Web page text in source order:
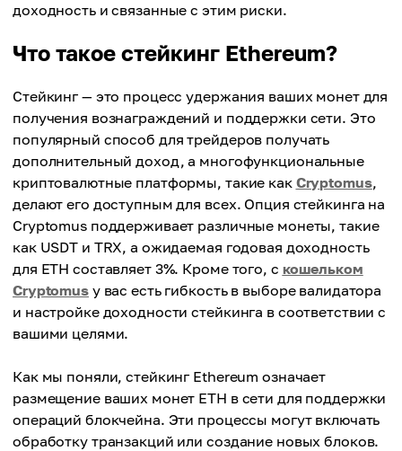
доходность и связанные с этим риски.
Что такое стейкинг Ethereum?
Стейкинг — это процесс удержания ваших монет для
получения вознаграждений и поддержки сети. Это
популярный способ для трейдеров получать
дополнительный доход, а многофункциональные
криптовалютные платформы, такие как Cryptomus,
делают его доступным для всех. Опция стейкинга на
Cryptomus поддерживает различные монеты, такие
как USDT и TRX, а ожидаемая годовая доходность
для ETH составляет 3%. Кроме того, с кошельком
Cryptomusу вас есть гибкость в выборе валидатора
и настройке доходности стейкинга в соответствии с
вашими целями.
Как мы поняли, стейкинг Ethereum означает
размещение ваших монет ETH в сети для поддержки
операций блокчейна. Эти процессы могут включать
обработку транзакций или создание новых блоков.